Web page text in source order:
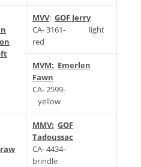
MVV: GOF Jerry
CA- 3161- light
red
MVM: Emerlen
Fawn
CA- 2599-
yellow
MMV: GOF
Tadoussac
CA- 4434-
brindle